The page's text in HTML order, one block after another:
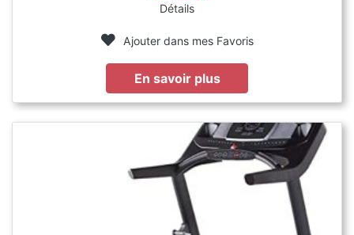
Détails
Ajouter dans mes Favoris
En savoir plus